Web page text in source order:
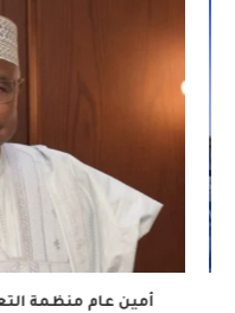
أمين عام منظمة